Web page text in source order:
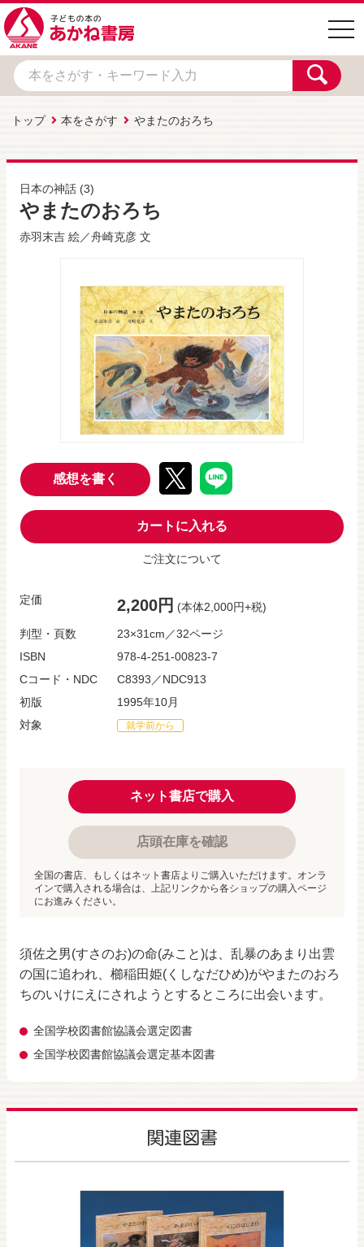
トップ 本をさがす やまたのおろち
日本の神話 (3)
やまたのおろち
赤羽末吉 絵／舟崎克彦 文
須佐之男(すさのお)の命(みこと)は、乱暴のあまり出雲
の国に追われ、櫛稲田姫(くしなだひめ)がやまたのおろ
ちのいけにえにされようとするところに出会います。
全国学校図書館協議会選定図書
全国学校図書館協議会選定基本図書
感想を書く
カートに入れる
ご注文について
定価 2,200円 (本体2,000円+税)
判型・頁数
23×31cm／32ページ
ISBN
978-4-251-00823-7
Cコード・NDC
C8393／NDC913
初版
1995年10月
対象
就学前から
ネット書店で購入
店頭在庫を確認
全国の書店、もしくはネット書店よりご購入いただけます。オンラ
インで購入される場合は、上記リンクから各ショップの購入ページ
にお進みください。
関連図書